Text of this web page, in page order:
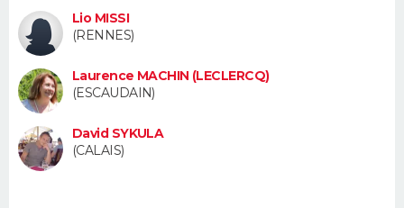
FORUM
Bricolage
Lifestyle
Culture
Sport
Auto
Television
Voyage
Cinema
Lio MISSI
(RENNES)
Laurence MACHIN (LECLERCQ)
(ESCAUDAIN)
David SYKULA
(CALAIS)